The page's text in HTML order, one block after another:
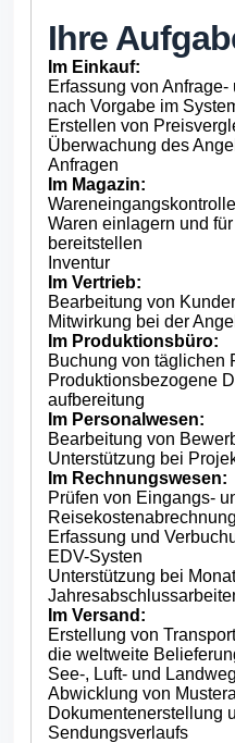
Ihre
Im Einkauf:
Erfassung von
nach Vorgabe im
Erstellen von
Überwachung des
Anfragen
Im Magazin:
Waren einlagern und
bereitstellen
Inventur
Im Vertrieb:
Bearbeitung von
Mitwirkung bei der
Im Produktionsbüro:
Buchung von täglichen
Produktionsbezogene
aufbereitung
Im Personalwesen:
Bearbeitung von
Unterstützung bei
Im Rechnungswesen:
Prüfen von Eingangs-
Erfassung und
EDV-Systen
Unterstützung bei
Im Versand:
Erstellung von
die weltweite
See-, Luft- und
Abwicklung von
Dokumentenerstellung
Sendungsverlaufs